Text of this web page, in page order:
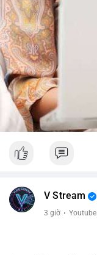
V Stream
3 giờ · Youtube